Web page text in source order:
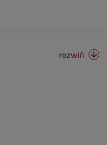
rozwiń 